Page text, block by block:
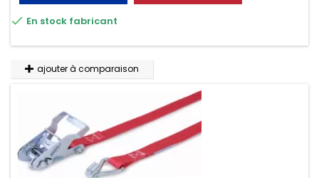
 En stock fabricant
ajouter à comparaison